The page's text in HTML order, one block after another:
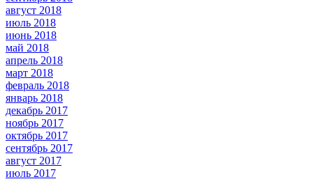
август 2018
июль 2018
июнь 2018
май 2018
апрель 2018
март 2018
февраль 2018
январь 2018
декабрь 2017
ноябрь 2017
октябрь 2017
сентябрь 2017
август 2017
июль 2017